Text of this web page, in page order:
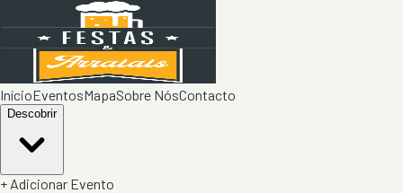
InícioEventosMapaSobre NósContacto
Descobrir
+ Adicionar Evento